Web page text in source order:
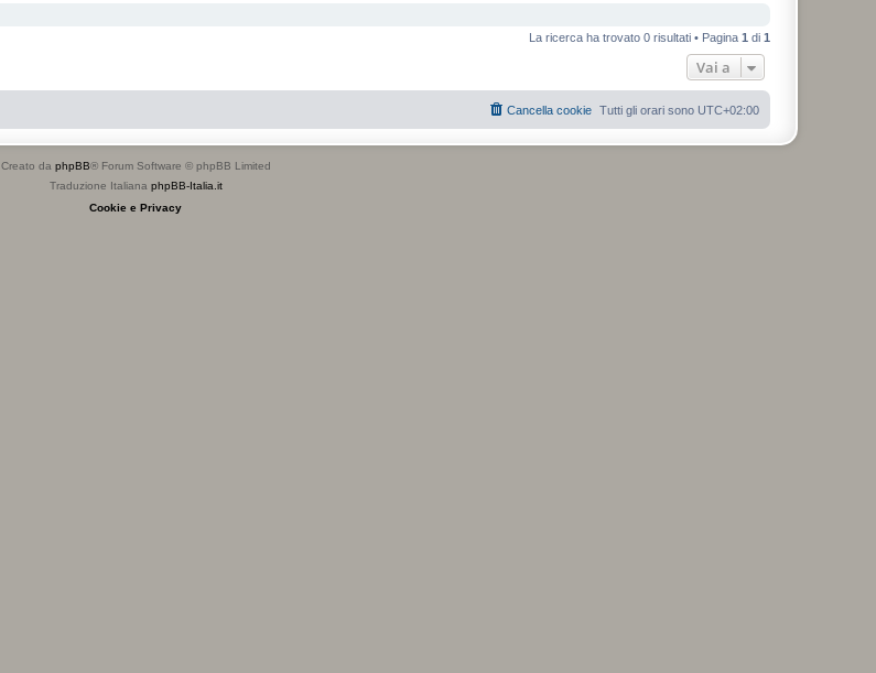
La ricerca ha trovato 0 risultati • Pagina 1 di 1
Vai a
Tutti gli orari sono UTC+02:00
Cancella cookie
Creato da phpBB® Forum Software © phpBB Limited
Traduzione Italiana phpBB-Italia.it
Cookie e Privacy